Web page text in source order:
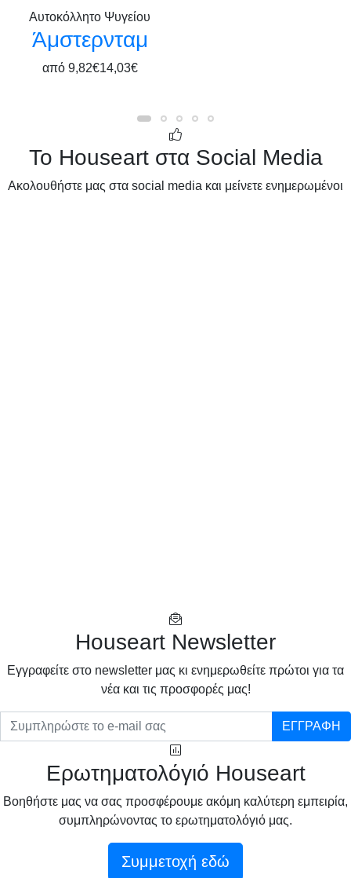
Αυτοκόλλητο Ψυγείου
Άμστερνταμ
από 9,82€14,03€
Το Houseart στα Social Media
Ακολουθήστε μας στα social media και μείνετε ενημερωμένοι
Houseart Newsletter
Eγγραφείτε στο newsletter μας κι ενημερωθείτε πρώτοι για τα
νέα και τις προσφορές μας!
ΕΓΓΡΑΦΗ
Ερωτηματολόγιό Houseart
Βοηθήστε μας να σας προσφέρουμε ακόμη καλύτερη εμπειρία,
συμπληρώνοντας το ερωτηματολόγιό μας.
Συμμετοχή εδώ